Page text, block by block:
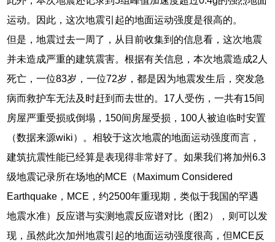
运动。因此，这次地震引起的地面运动强度是很高的。
但是，地震过去一周了，从目前收集到的信息看，这次地震
并未造成严重的建筑震害。根据有关信息，本次地震造成2人
死亡，一位83岁，一位72岁，都是因为地震发生后，突发急
病而救护车无法及时赶到而去世的。17人受伤，一共有15间
房屋严重受损或倒塌，150间房屋受损，100人被迫临时安置
（数据来源wiki）。相较于这次地震的地面运动强度而言，
建筑抗震性能已经算是表现得非常好了。如果我们将加州6.3
级地震记录所在场地的MCE（Maximum Considered
Earthquake，MCE，约2500年重现期，类似于我国的罕遇
地震水准）反应谱与实测地震反应谱对比（图2），则可以发
现，虽然此次加州地震引起的地面运动强度很高，但MCE反